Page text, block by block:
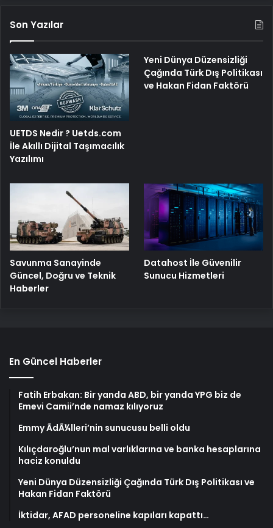
Son Yazılar
UETDS Nedir ? Uetds.com
İle Akıllı Dijital Taşımacılık
Yazılımı
Yeni Dünya Düzensizliği
Çağında Türk Dış Politikası
ve Hakan Fidan Faktörü
Savunma Sanayinde
Güncel, Doğru ve Teknik
Haberler
Datahost İle Güvenilir
Sunucu Hizmetleri
En Güncel Haberler
Fatih Erbakan: Bir yanda ABD, bir yanda YPG biz de
Emevi Camii’nde namaz kılıyoruz
Emmy ÃdÃ¼lleri’nin sunucusu belli oldu
Kılıçdaroğlu’nun mal varlıklarına ve banka hesaplarına
haciz konuldu
Yeni Dünya Düzensizliği Çağında Türk Dış Politikası ve
Hakan Fidan Faktörü
İktidar, AFAD personeline kapıları kapattı…